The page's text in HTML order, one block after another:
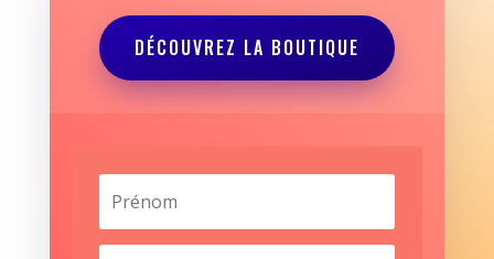
DÉCOUVREZ LA BOUTIQUE